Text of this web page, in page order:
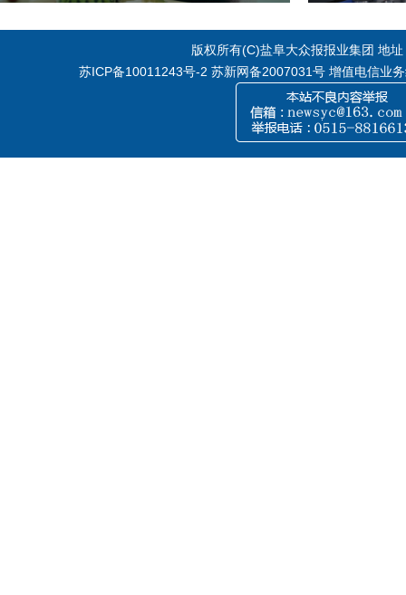
版权所有(C)盐阜大众报报业集团 地
苏ICP备10011243号-2 苏新网备2007031号 增值电信业